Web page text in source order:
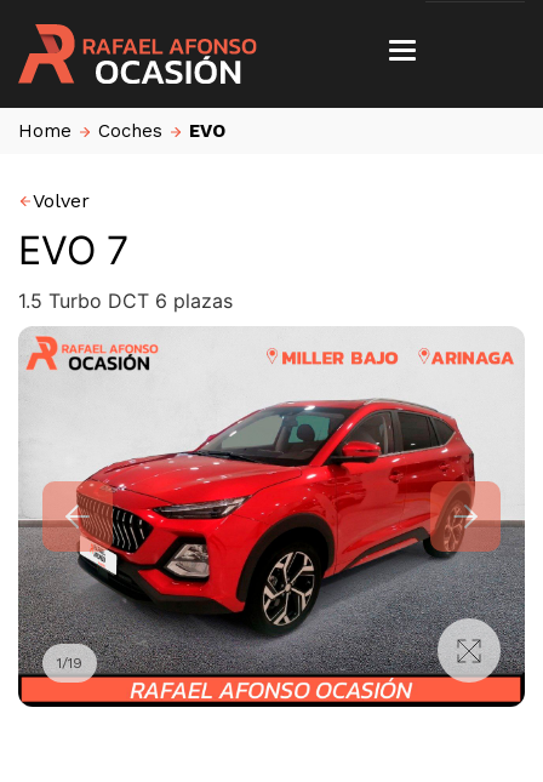
Home Coches EVO
Volver
EVO 7
1.5 Turbo DCT 6 plazas
1/19